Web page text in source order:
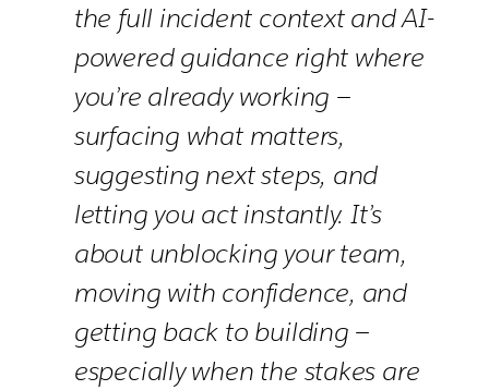
the full incident context and AI-
powered guidance right where
you’re already working —
surfacing what matters,
suggesting next steps, and
letting you act instantly. It’s
about unblocking your team,
moving with confidence, and
getting back to building —
especially when the stakes are